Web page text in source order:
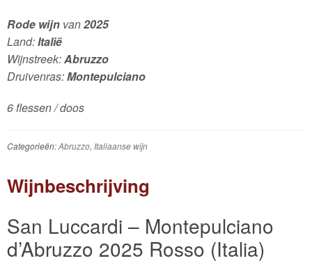
Rode wijnvan2025
Land:Italië
Wijnstreek:Abruzzo
Druivenras:Montepulciano
6 flessen / doos
Categorieën:Abruzzo, Italiaanse wijn
Wijnbeschrijving
San Luccardi – Montepulciano
d’Abruzzo 2025 Rosso (Italia)